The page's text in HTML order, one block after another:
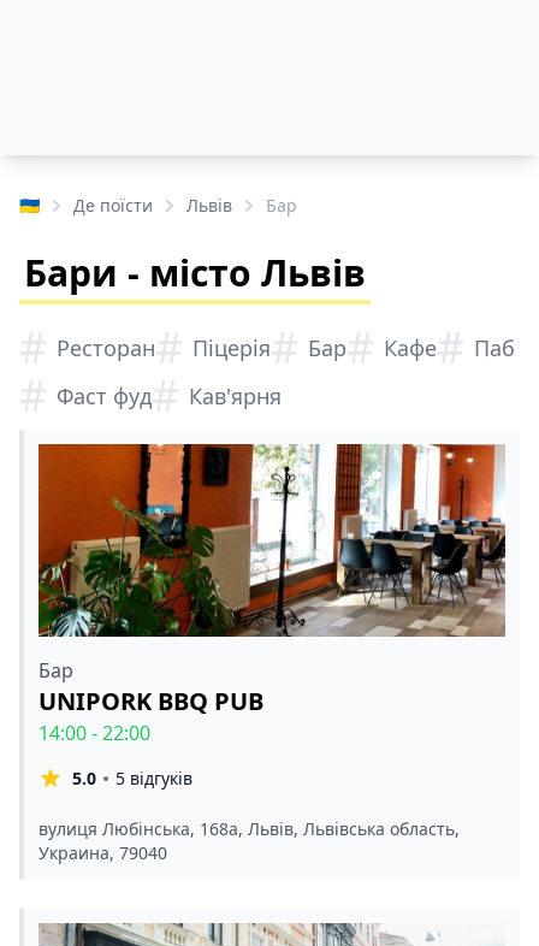
🇺🇦 Де поїсти Львів Бар
Бари - місто Львів
# Ресторан# Піцерія# Бар# Кафе# Паб
# Фаст фуд# Кав'ярня
Бар
UNIPORK BBQ PUB
14:00 - 22:00
5.0 5 відгуків
вулиця Любінська, 168а, Львів, Львівська область,
Украина, 79040